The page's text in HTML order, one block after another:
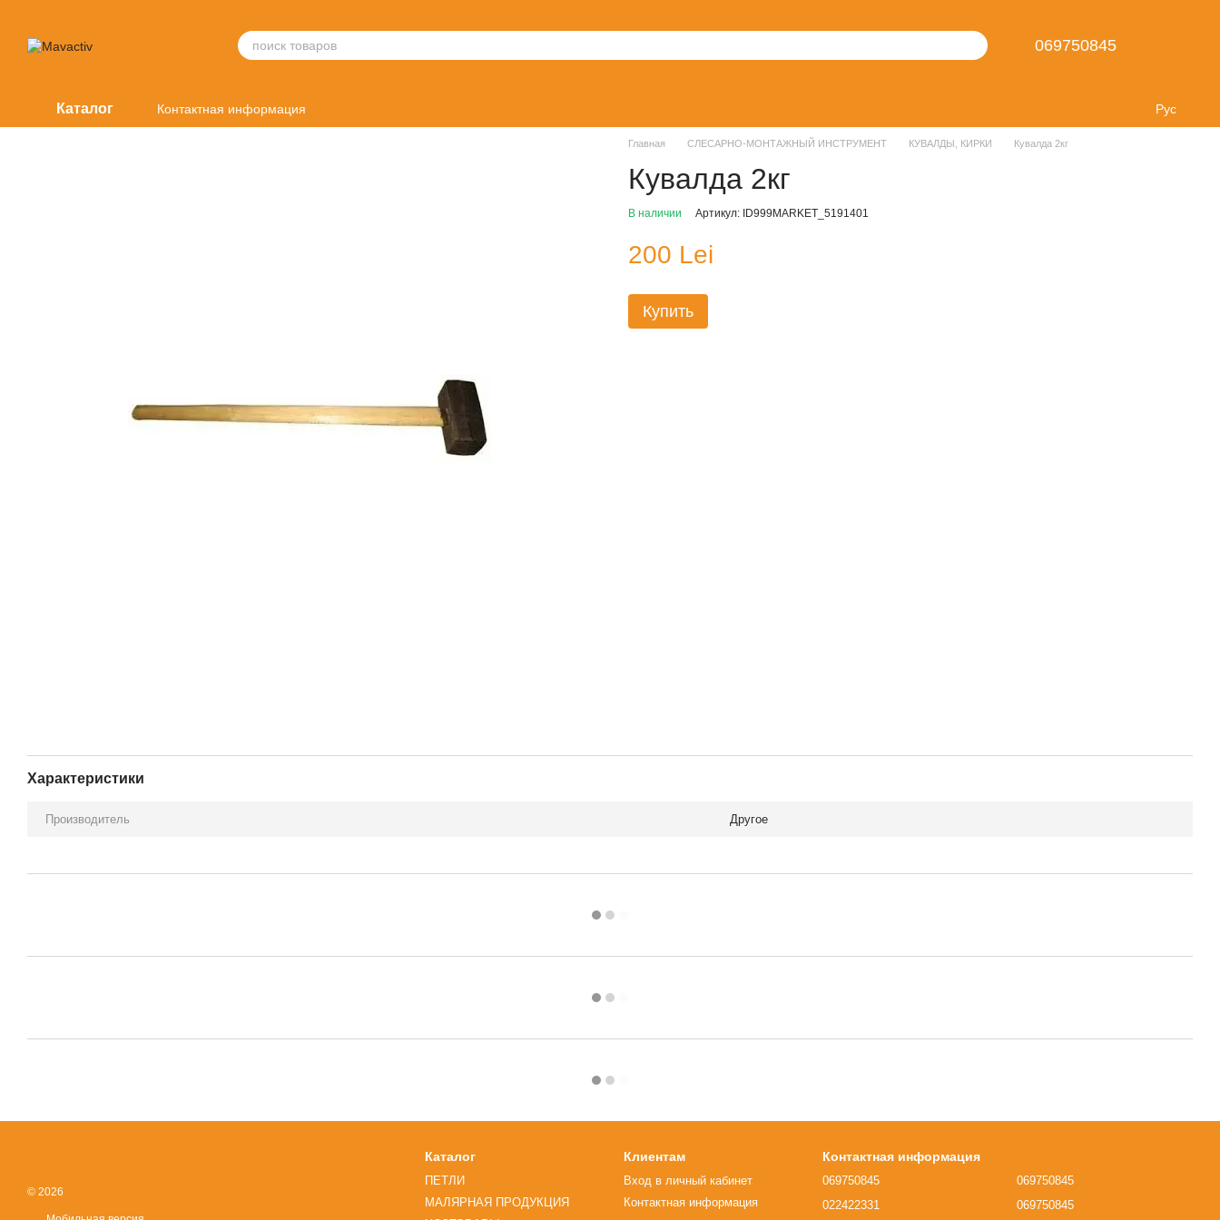
069750845
Каталог Контактная информация Рус
Главная СЛЕСАРНО-МОНТАЖНЫЙ ИНСТРУМЕНТ КУВАЛДЫ, КИРКИ Кувалда 2кг
Кувалда 2кг
В наличии Артикул: ID999MARKET_5191401
200 Lei
Купить
Характеристики
Производитель Другое
© 2026
Каталог
ПЕТЛИ
МАЛЯРНАЯ ПРОДУКЦИЯ
Клиентам
Вход в личный кабинет
Контактная информация
Контактная информация
069750845
022422331
069750845
069750845